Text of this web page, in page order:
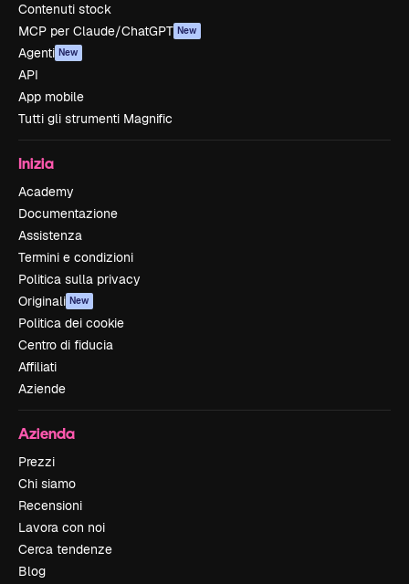
Contenuti stock
MCP per Claude/ChatGPT New
Agenti New
API
App mobile
Tutti gli strumenti Magnific
Inizia
Academy
Documentazione
Assistenza
Termini e condizioni
Politica sulla privacy
Originali New
Politica dei cookie
Centro di fiducia
Affiliati
Aziende
Azienda
Prezzi
Chi siamo
Recensioni
Lavora con noi
Cerca tendenze
Blog